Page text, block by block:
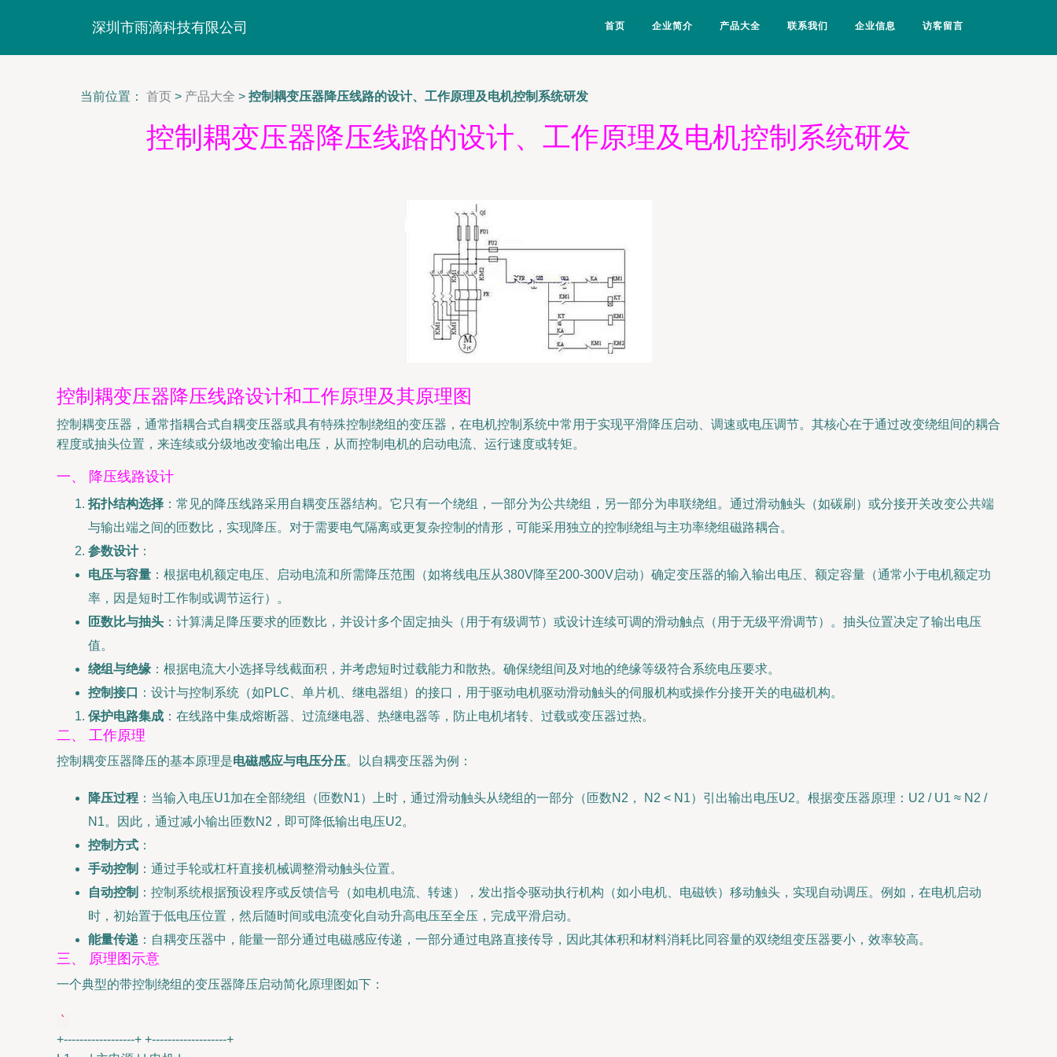
深圳市雨滴科技有限公司 首页 企业简介 产品大全 联系我们 企业信息 访客留言
当前位置： 首页 > 产品大全 > 控制耦变压器降压线路的设计、工作原理及电机控制系统研发
控制耦变压器降压线路的设计、工作原理及电机控制系统研发
控制耦变压器降压线路设计和工作原理及其原理图
控制耦变压器，通常指耦合式自耦变压器或具有特殊控制绕组的变压器，在电机控制系统中常用于实现平滑降压启动、调速或电压调节。其核心在于通过改变绕组间的耦合
程度或抽头位置，来连续或分级地改变输出电压，从而控制电机的启动电流、运行速度或转矩。
一、 降压线路设计
拓扑结构选择 ：常见的降压线路采用自耦变压器结构。它只有一个绕组，一部分为公共绕组，另一部分为串联绕组。通过滑动触头（如碳刷）或分接开关改变公共端
与输出端之间的匝数比，实现降压。对于需要电气隔离或更复杂控制的情形，可能采用独立的控制绕组与主功率绕组磁路耦合。
参数设计：
电压与容量 ：根据电机额定电压、启动电流和所需降压范围（如将线电压从380V降至200-300V启动）确定变压器的输入输出电压、额定容量（通常小于电机额定功
率，因是短时工作制或调节运行）。
匝数比与抽头 ：计算满足降压要求的匝数比，并设计多个固定抽头（用于有级调节）或设计连续可调的滑动触点（用于无级平滑调节）。抽头位置决定了输出电压
值。
绕组与绝缘 ：根据电流大小选择导线截面积，并考虑短时过载能力和散热。确保绕组间及对地的绝缘等级符合系统电压要求。
控制接口
：设计与控制系统（如PLC、单片机、继电器组）的接口，用于驱动电机驱动滑动触头的伺服机构或操作分接开关的电磁机构。
保护电路集成 ：在线路中集成熔断器、过流继电器、热继电器等，防止电机堵转、过载或变压器过热。
二、 工作原理
控制耦变压器降压的基本原理是电磁感应与电压分压。以自耦变压器为例：
降压过程 ：当输入电压U1加在全部绕组（匝数N1）上时，通过滑动触头从绕组的一部分（匝数N2， N2 < N1）引出输出电压U2。根据变压器原理：U2 / U1 ≈ N2 /
N1。因此，通过减小输出匝数N2，即可降低输出电压U2。
控制方式 ：
手动控制 ：通过手轮或杠杆直接机械调整滑动触头位置。
自动控制 ：控制系统根据预设程序或反馈信号（如电机电流、转速），发出指令驱动执行机构（如小电机、电磁铁）移动触头，实现自动调压。例如，在电机启动
时，初始置于低电压位置，然后随时间或电流变化自动升高电压至全压，完成平滑启动。
能量传递 ：自耦变压器中，能量一部分通过电磁感应传递，一部分通过电路直接传导，因此其体积和材料消耗比同容量的双绕组变压器要小，效率较高。
三、 原理图示意
一个典型的带控制绕组的变压器降压启动简化原理图如下：
`
+------------------+ +-------------------+